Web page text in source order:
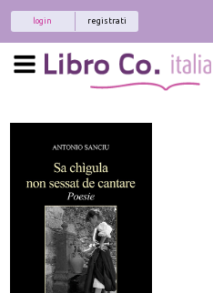
registrati
login